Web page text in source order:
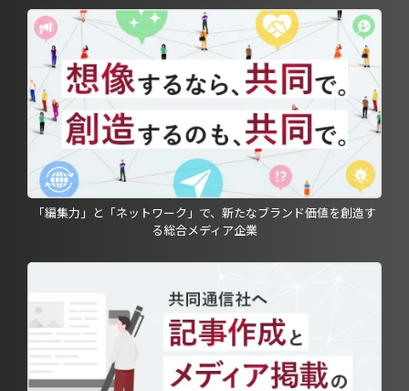
「編集力」と「ネットワーク」で、新たなブランド価値を創造す
る総合メディア企業